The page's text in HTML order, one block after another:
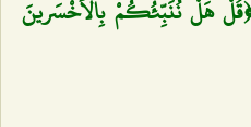
هَلْ نُنَبِّئُكُمْ بِالْأَخْسَرينَ